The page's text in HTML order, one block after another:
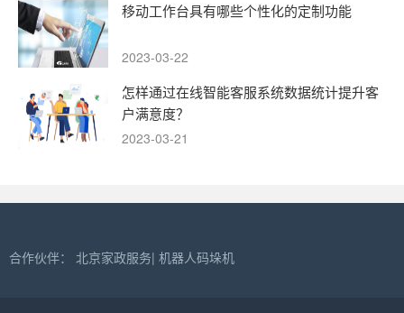
移动工作台具有哪些个性化的定制功能
2023-03-22
怎样通过在线智能客服系统数据统计提升客
户满意度？
2023-03-21
合作伙伴： 北京家政服务| 机器人码垛机